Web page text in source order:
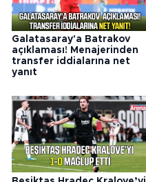
Galatasaray'a Batrakov
açıklaması! Menajerinden
transfer iddialarına net
yanıt